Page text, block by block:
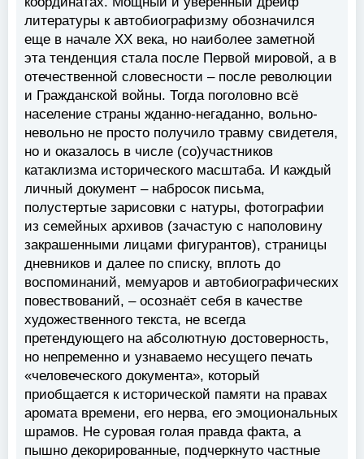
литературы к автобиографизму обозначился
еще в начале ХХ века, но наиболее заметной
эта тенденция стала после Первой мировой, а в
отечественной словесности – после революции
и Гражданской войны. Тогда поголовно всё
население страны жданно-негаданно, вольно-
невольно не просто получило травму свидетеля,
но и оказалось в числе (со)участников
катаклизма исторического масштаба. И каждый
личный документ – набросок письма,
полустертые зарисовки с натуры, фотографии
из семейных архивов (зачастую с наполовину
закрашенными лицами фигурантов), страницы
дневников и далее по списку, вплоть до
воспоминаний, мемуаров и автобиографических
повествований, – осознаёт себя в качестве
художественного текста, не всегда
претендующего на абсолютную достоверность,
но непременно и узнаваемо несущего печать
«человеческого документа», который
приобщается к исторической памяти на правах
аромата времени, его нерва, его эмоциональных
шрамов. Не суровая голая правда факта, а
пышно декорированные, подчеркнуто частные